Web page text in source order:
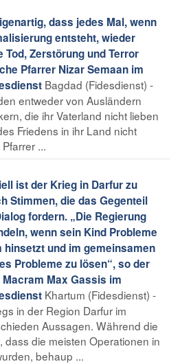
dass jedes Mal, wenn
entsteht, wieder
Tod, Zerstörung und Terror
Pfarrer Nizar Semaan im
Bagdad (Fidesdienst) -
entweder von Ausländern
die ihr Vaterland nicht lieben
Friedens in ihr Land nicht
...
ist der Krieg in Darfur zu
Stimmen, die das Gegenteil
fordern. „Die Regierung
wenn sein Kind Probleme
hinsetzt und im gemeinsamen
Probleme zu lösen“, so der
Max Gassis im
Khartum (Fidesdienst) -
in der Region Darfur im
Aussagen. Während die
dass die meisten Operationen in
behaup ...